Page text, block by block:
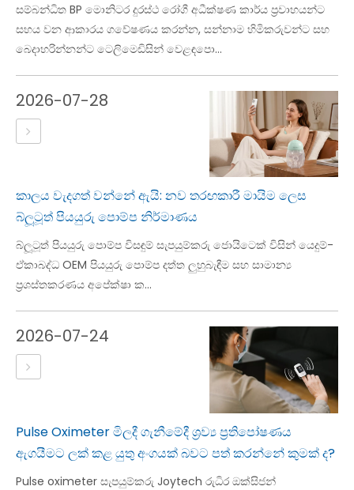
සම්බන්ධිත BP මොනිටර දුරස්ථ රෝගී අධීක්ෂණ කාර්ය ප්‍රවාහයන්ට
සහය වන ආකාරය ගවේෂණය කරන්න, සන්නාම හිමිකරුවන්ට සහ
බෙදාහරින්නන්ට ටෙලිමෙඩිසින් වෙළඳපො...
2026-07-28
කාලය වැදගත් වන්නේ ඇයි: නව තරඟකාරී මායිම ලෙස
බ්ලූටූත් පියයුරු පොම්ප නිර්මාණය
බ්ලූටූත් පියයුරු පොම්ප විසඳුම් සැපයුම්කරු ජොයිටෙක් විසින් යෙදුම්-
ඒකාබද්ධ OEM පියයුරු පොම්ප දත්ත ලුහුබැඳීම සහ සාමාන්‍ය
ප්‍රශස්තකරණය අපේක්ෂා ක...
2026-07-24
Pulse Oximeter මිලදී ගැනීමේදී ශ්‍රව්‍ය ප්‍රතිපෝෂණය
ඇගයීමට ලක් කළ යුතු අංගයක් බවට පත් කරන්නේ කුමක් ද?
Pulse oximeter සැපයුම්කරු Joytech රුධිර ඔක්සිජන්